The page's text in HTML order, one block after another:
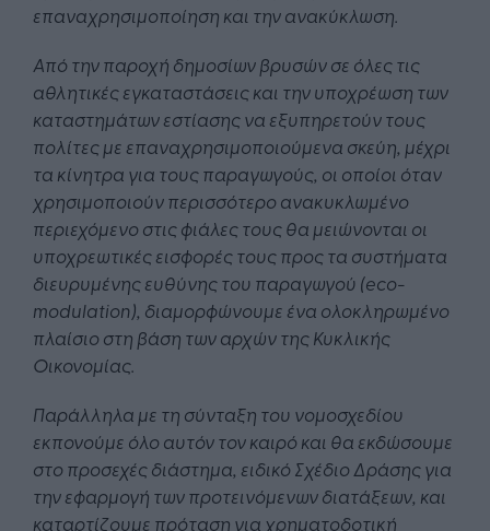
επαναχρησιμοποίηση και την ανακύκλωση.
Από την παροχή δημοσίων βρυσών σε όλες τις
αθλητικές εγκαταστάσεις και την υποχρέωση των
καταστημάτων εστίασης να εξυπηρετούν τους
πολίτες με επαναχρησιμοποιούμενα σκεύη, μέχρι
τα κίνητρα για τους παραγωγούς, οι οποίοι όταν
χρησιμοποιούν περισσότερο ανακυκλωμένο
περιεχόμενο στις φιάλες τους θα μειώνονται οι
υποχρεωτικές εισφορές τους προς τα συστήματα
διευρυμένης ευθύνης του παραγωγού (eco-
modulation), διαμορφώνουμε ένα ολοκληρωμένο
πλαίσιο στη βάση των αρχών της Κυκλικής
Οικονομίας.
Παράλληλα με τη σύνταξη του νομοσχεδίου
εκπονούμε όλο αυτόν τον καιρό και θα εκδώσουμε
στο προσεχές διάστημα, ειδικό Σχέδιο Δράσης για
την εφαρμογή των προτεινόμενων διατάξεων, και
καταρτίζουμε πρόταση για χρηματοδοτική